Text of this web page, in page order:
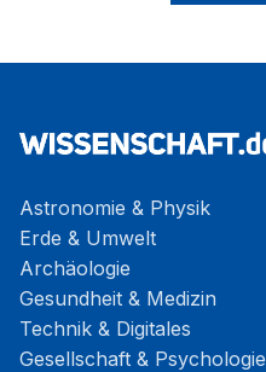
Astronomie & Physik
Erde & Umwelt
Archäologie
Gesundheit & Medizin
Technik & Digitales
Gesellschaft & Psychologie